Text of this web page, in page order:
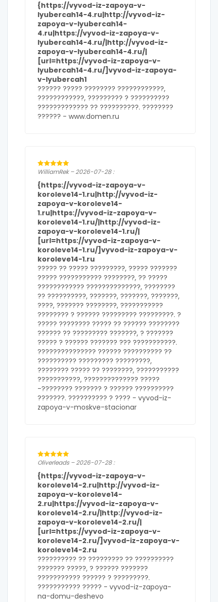
{https://vyvod-iz-zapoya-v-
lyubercah14-4.ru|http://vyvod-iz-
zapoya-v-lyubercah14-
4.ru|https://vyvod-iz-zapoya-v-
lyubercah14-4.ru/|http://vyvod-iz-
zapoya-v-lyubercah14-4.ru/|
[url=https://vyvod-iz-zapoya-v-
lyubercah14-4.ru/]vyvod-iz-zapoya-
v-lyubercah1
?????? ????? ???????? ????????????,
????????????, ????????? ? ??????????
????????????? ?? ??????????. ????????
?????? - www.domen.ru
WilliamRek – 2026-07-28 :
{https://vyvod-iz-zapoya-v-
koroleve14-1.ru|http://vyvod-iz-
zapoya-v-koroleve14-
1.ru|https://vyvod-iz-zapoya-v-
koroleve14-1.ru/|http://vyvod-iz-
zapoya-v-koroleve14-1.ru/|
[url=https://vyvod-iz-zapoya-v-
koroleve14-1.ru/]vyvod-iz-zapoya-v-
koroleve14-1.ru
????? ?? ????? ?????????, ????? ???????
????? ??????????? ????????, ?? ?????
???????????? ??????????????, ????????
?? ??????????, ???????, ???????, ???????,
????, ??????? ????????, ???????????
???????? ? ?????? ????????? ?????????. ?
????? ???????? ????? ?? ?????? ????????
?????? ?? ????????? ???????, ? ???????
????? ? ?????? ??????? ??? ???????????.
??????????????? ?????? ?????????? ??
?????????? ????????? ?????????,
???????? ????? ?? ????????, ???????????
???????????, ?????????????? ?????
-???????? ??????? ? ?????? ??????????
???????. ?????????? ? ???? - vyvod-iz-
zapoya-v-moskve-stacionar
Oliverleads – 2026-07-28 :
{https://vyvod-iz-zapoya-v-
koroleve14-2.ru|http://vyvod-iz-
zapoya-v-koroleve14-
2.ru|https://vyvod-iz-zapoya-v-
koroleve14-2.ru/|http://vyvod-iz-
zapoya-v-koroleve14-2.ru/|
[url=https://vyvod-iz-zapoya-v-
koroleve14-2.ru/]vyvod-iz-zapoya-v-
koroleve14-2.ru
?????????? ?? ????????? ?? ??????????
??????? ?????, ? ?????? ???????
??????????? ?????? ? ?????????.
??????????? ????? - vyvod-iz-zapoya-
na-domu-deshevo